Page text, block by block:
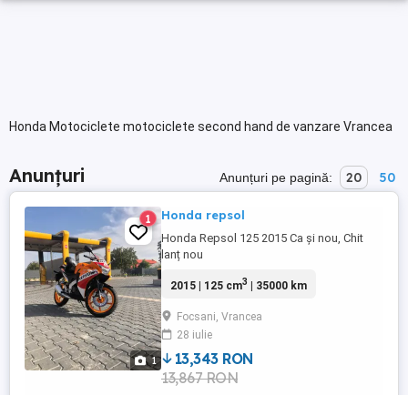
Honda Motociclete motociclete second hand de vanzare Vrancea
Anunțuri Anunțuri pe pagină: 20 50
1
1 Honda repsol
Honda Repsol 125 2015 Ca și nou, Chit
lanț nou
2015 | 125 cm3 | 35000 km
Focsani, Vrancea
28 iulie
13,343 RON
13,867 RON